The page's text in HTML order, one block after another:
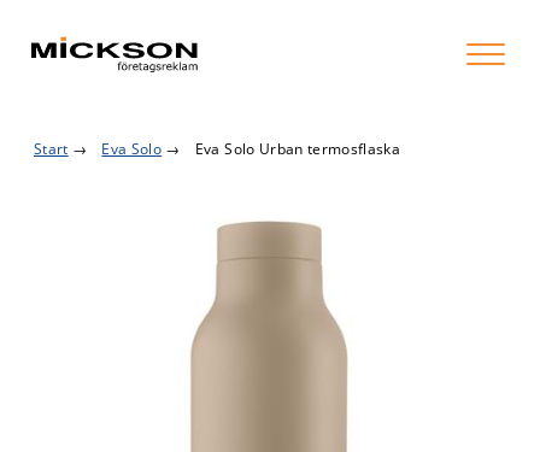
Start → Eva Solo → Eva Solo Urban termosflaska